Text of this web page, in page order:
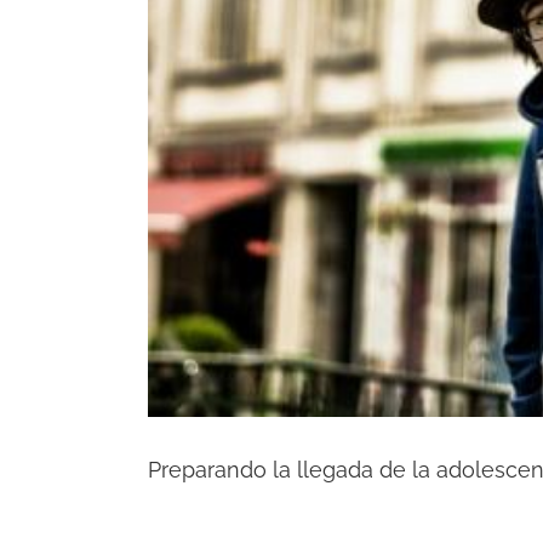
Preparando la llegada de la